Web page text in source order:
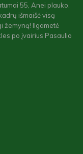
55, Anei plauko,
išmaišė visą
žemyną! Ilgametė
po įvairius Pasaulio